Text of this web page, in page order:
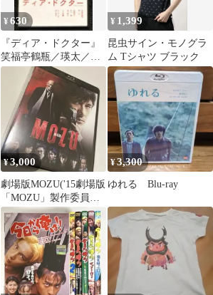
¥630
『ディア・ドクター』
笑福亭鶴瓶／瑛太／香
川照之／井川遥
¥ 1,399
昆虫サイン・モノグラ
ム Tシャツ ブラック
¥3,000
劇場版MOZU('15劇場版
「MOZU」製作委員
会)/Blu-rayDisc
¥3,300
ゆれる Blu-ray